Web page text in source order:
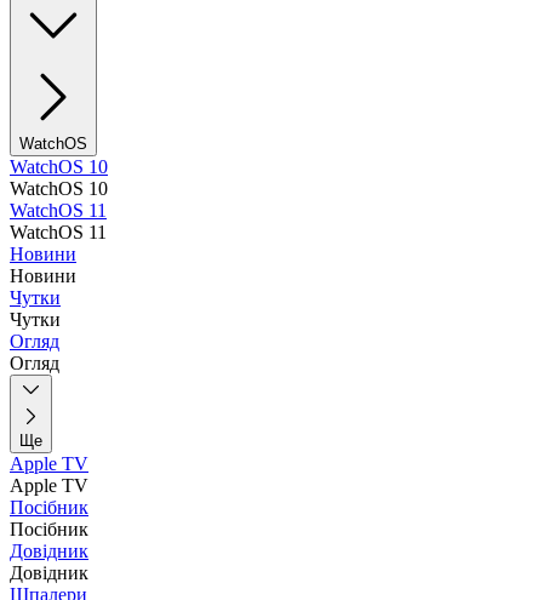
WatchOS
WatchOS 10
WatchOS 10
WatchOS 11
WatchOS 11
Новини
Новини
Чутки
Чутки
Огляд
Огляд
Ще
Apple TV
Apple TV
Посібник
Посібник
Довідник
Довідник
Шпалери